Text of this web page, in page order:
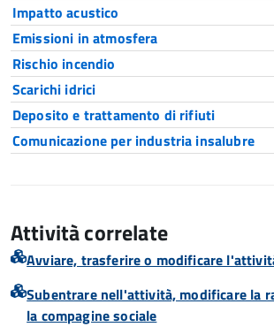
Impatto acustico
Emissioni in atmosfera
Rischio incendio
Scarichi idrici
Deposito e trattamento di rifiuti
Comunicazione per industria insalubre
Attività correlate
Avviare, trasferire o modificare
Subentrare nell'attività, modificare la
la compagine sociale